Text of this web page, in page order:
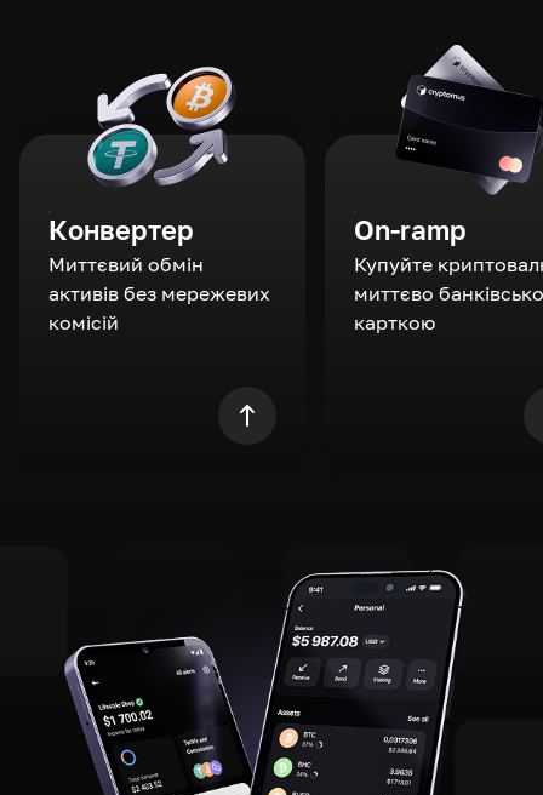
Конвертер
Миттєвий обмін
активів без мережевих
комісій
On-ramp
Купуйте
миттєво
карткою